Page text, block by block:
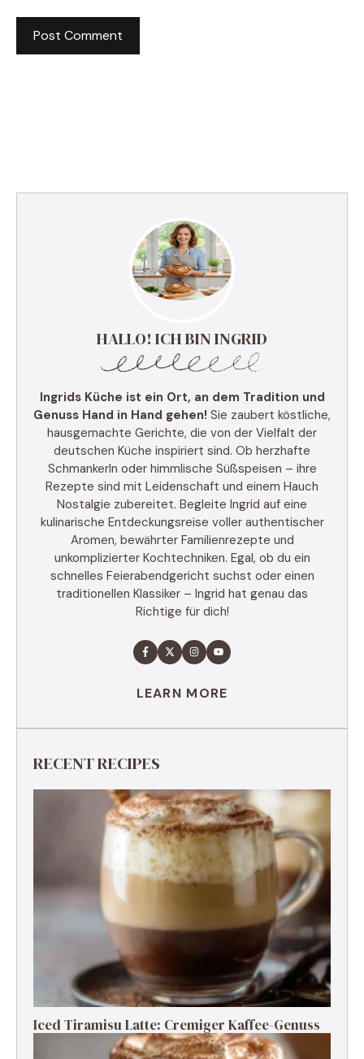
HALLO! ICH BIN INGRID
Ingrids Küche ist ein Ort, an dem Tradition und
Genuss Hand in Hand gehen! Sie zaubert köstliche,
hausgemachte Gerichte, die von der Vielfalt der
deutschen Küche inspiriert sind. Ob herzhafte
Schmankerln oder himmlische Süßspeisen – ihre
Rezepte sind mit Leidenschaft und einem Hauch
Nostalgie zubereitet. Begleite Ingrid auf eine
kulinarische Entdeckungsreise voller authentischer
Aromen, bewährter Familienrezepte und
unkomplizierter Kochtechniken. Egal, ob du ein
schnelles Feierabendgericht suchst oder einen
traditionellen Klassiker – Ingrid hat genau das
Richtige für dich!
LEARN MORE
RECENT RECIPES
Iced Tiramisu Latte: Cremiger Kaffee-Genuss